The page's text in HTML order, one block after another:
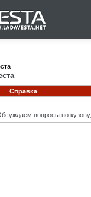
Справка
вопросы по